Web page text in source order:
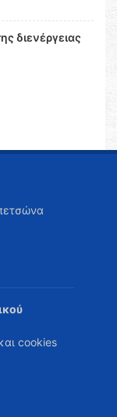
διενέργειας
cookies